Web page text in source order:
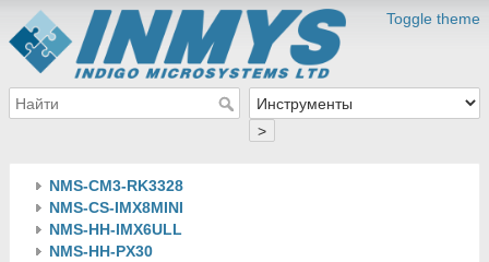
Toggle theme
>
NMS-CM3-RK3328
NMS-CS-IMX8MINI
NMS-HH-IMX6ULL
NMS-HH-PX30